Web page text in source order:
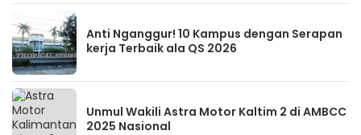
Anti Nganggur! 10 Kampus dengan Serapan
kerja Terbaik ala QS 2026
Unmul Wakili Astra Motor Kaltim 2 di AMBCC
2025 Nasional